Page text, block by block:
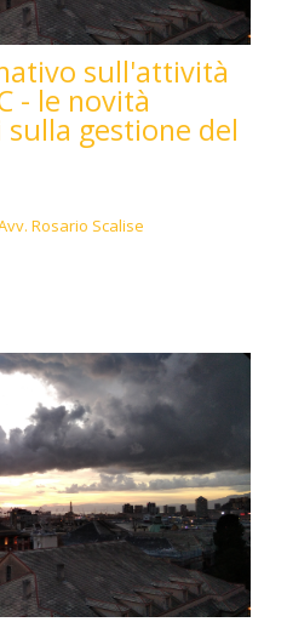
sull'attività
- le novità
gestione del
Rosario Scalise